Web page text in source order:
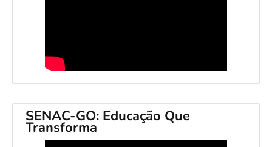
SENAC-GO: Educação Que
Transforma